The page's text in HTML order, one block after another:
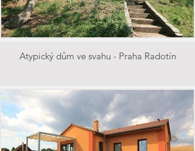
Atypický dům ve svahu - Praha Radotín